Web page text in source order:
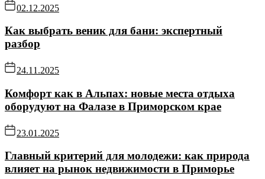
02.12.2025
Как выбрать веник для бани: экспертный
разбор
24.11.2025
Комфорт как в Альпах: новые места отдыха
оборудуют на Фалазе в Приморском крае
23.01.2025
Главный критерий для молодежи: как природа
влияет на рынок недвижимости в Приморье